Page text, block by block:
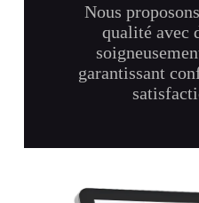
Nous
qualité avec
garantissant